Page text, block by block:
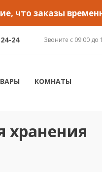
что заказы
24 Звоните с 09:00 до
КОМНАТЫ
хранения